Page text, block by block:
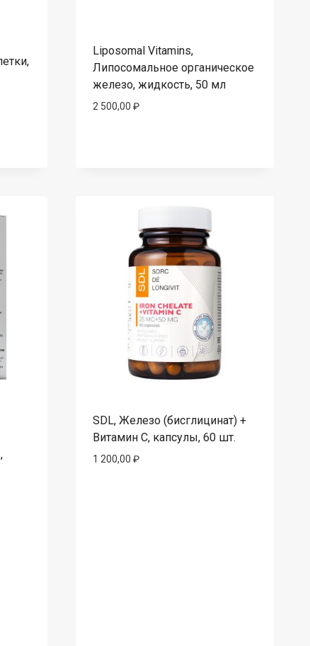
Liposomal Vitamins,
Липосомальное органическое
железо, жидкость, 50 мл
2 500,00 ₽
SDL, Железо (бисглицинат) +
Витамин С, капсулы, 60 шт.
1 200,00 ₽